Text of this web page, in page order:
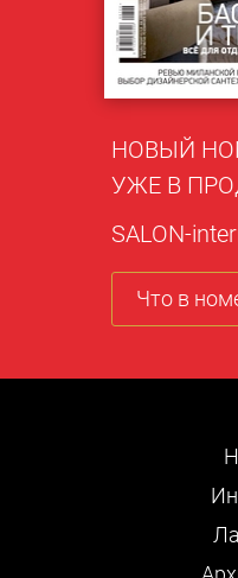
НОВЫЙ
УЖЕ В
SALON-
Что в